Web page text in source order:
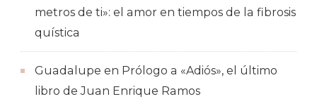
metros de ti»: el amor en tiempos de la fibrosis
quística
Guadalupe en Prólogo a «Adiós», el último
libro de Juan Enrique Ramos